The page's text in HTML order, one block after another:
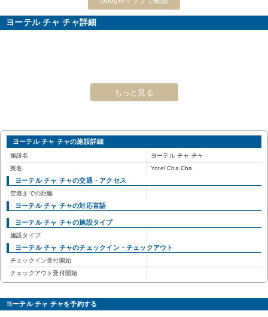
ヨーテル チャ チャ詳細
もっと見る
ヨーテル チャ チャの施設詳細
施設名
ヨーテル チャ チャ
英名
Yotel Cha Cha
ヨーテル チャ チャの交通・アクセス
空港までの距離
ヨーテル チャ チャの対応言語
ヨーテル チャ チャの施設タイプ
施設タイプ
ヨーテル チャ チャのチェックイン・チェックアウト
チェックイン受付開始
チェックアウト受付開始
ヨーテル チャ チャを予約する